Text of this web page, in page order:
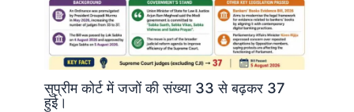
सुप्रीम कोर्ट में जजों की संख्या 33 से बढ़कर 37
हुई।